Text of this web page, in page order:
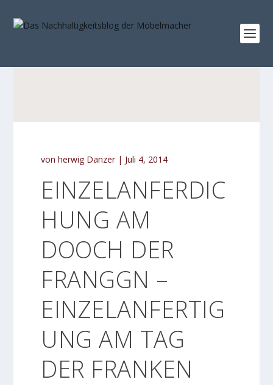
vonherwig Danzer | Juli 4, 2014
EINZELANFERDIC
HUNG AM
DOOCH DER
FRANGGN –
EINZELANFERTIG
UNG AM TAG
DER FRANKEN